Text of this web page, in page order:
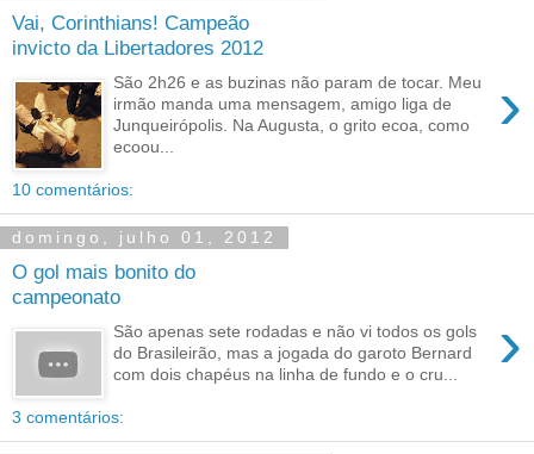
Vai, Corinthians! Campeão
invicto da Libertadores 2012
›
São 2h26 e as buzinas não param de tocar. Meu
irmão manda uma mensagem, amigo liga de
Junqueirópolis. Na Augusta, o grito ecoa, como
ecoou...
10 comentários:
domingo, julho 01, 2012
O gol mais bonito do
campeonato
›
São apenas sete rodadas e não vi todos os gols
do Brasileirão, mas a jogada do garoto Bernard
com dois chapéus na linha de fundo e o cru...
3 comentários: